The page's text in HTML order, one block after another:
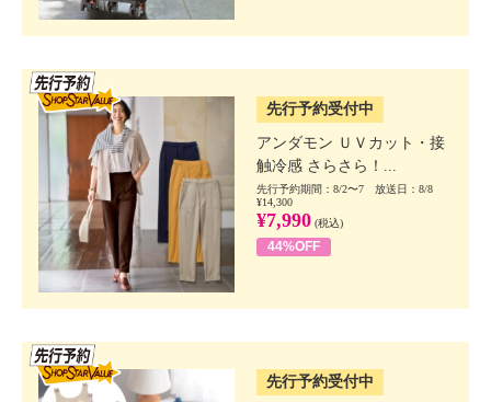
先行予約受付中
アンダモン ＵＶカット・接
触冷感 さらさら！...
先行予約期間：8/2〜7 放送日：8/8
¥14,300
¥7,990 (税込)
44%OFF
先行予約受付中